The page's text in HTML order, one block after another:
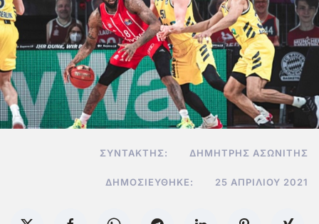
ΣΥΝΤΆΚΤΗΣ: ΔΗΜΉΤΡΗΣ ΑΣΩΝΊΤΗΣ
ΔΗΜΟΣΙΕΎΘΗΚΕ: 25 ΑΠΡΙΛΊΟΥ 2021